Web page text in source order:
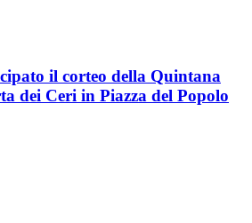
il corteo della Quintana
dei Ceri in Piazza del Popolo